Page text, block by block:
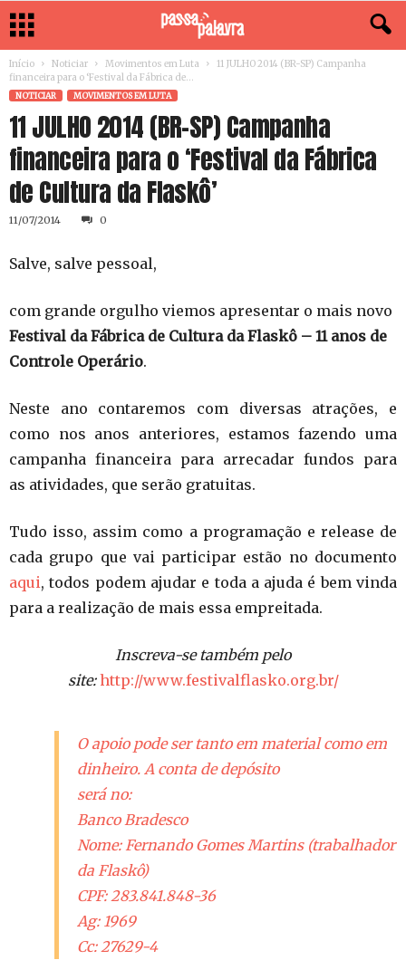
Início Noticiar Movimentos em Luta
11 JULHO 2014 (BR-SP) Campanha
financeira para o ‘Festival da Fábrica de...
NOTICIAR MOVIMENTOS EM LUTA
11 JULHO 2014 (BR-SP) Campanha
financeira para o ‘Festival da Fábrica
de Cultura da Flaskô’
11/07/2014 0
Salve, salve pessoal,
com grande orgulho viemos apresentar o mais novo
Festival da Fábrica de Cultura da Flaskô – 11 anos de
Controle Operário.
Neste ano contaremos com diversas atrações, e
como nos anos anteriores, estamos fazendo uma
campanha financeira para arrecadar fundos para
as atividades, que serão gratuitas.
Tudo isso, assim como a programação e release de
cada grupo que vai participar estão no documento
aqui, todos podem ajudar e toda a ajuda é bem vinda
para a realização de mais essa empreitada.
Inscreva-se também pelo
site: http://www.festivalflasko.org.br/
O apoio pode ser tanto em material como em
dinheiro. A conta de depósito
será no:
Banco Bradesco
Nome: Fernando Gomes Martins (trabalhador
da Flaskô)
CPF: 283.841.848-36
Ag: 1969
Cc: 27629-4